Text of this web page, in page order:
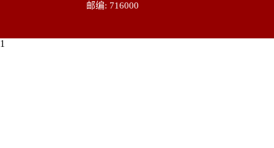
邮编: 716000
1